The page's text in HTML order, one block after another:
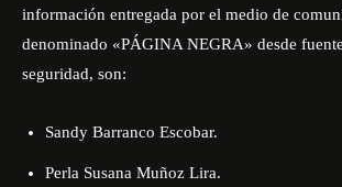
información entregada por el medio de
denominado «PÁGINA NEGRA» desde
seguridad, son:
Sandy Barranco Escobar.
Perla Susana Muñoz Lira.